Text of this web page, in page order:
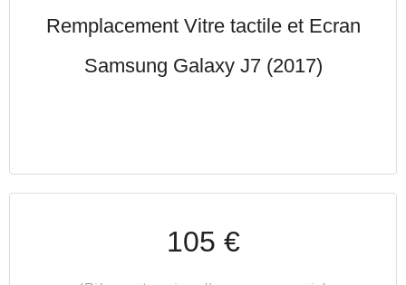
Remplacement Vitre tactile et Ecran
Samsung Galaxy J7 (2017)
105 €